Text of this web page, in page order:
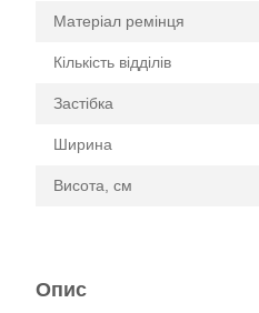
Матеріал ремінця
Кількість відділів
Застібка
Ширина
Висота, см
Опис